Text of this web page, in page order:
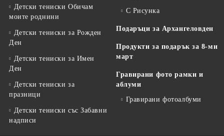
Детски тениски Обичам
моите роднини
Детски тениски за Рожден
Ден
Детски тениски за Имен
Ден
Детски тениски за
празници
Детски тениски със Забавни
надписи
С Рисунка
Подаръци за Архангеловден
Продукти за подарък за 8-ми
март
Гравирани фото рамки и
аблуми
Гравирани фотоалбуми